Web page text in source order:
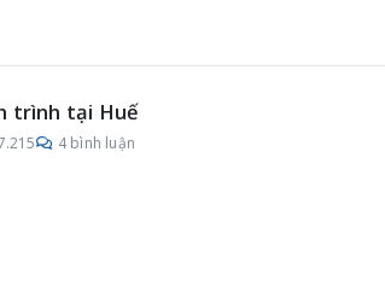
trình tại Huế
4 bình luận